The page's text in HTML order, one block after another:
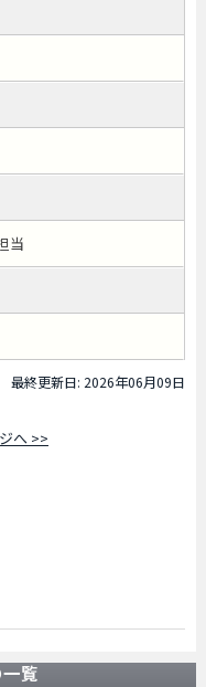
当
最終更新日: 2026年06月09日
へ >>
覧